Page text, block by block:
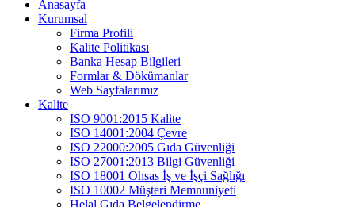
Anasayfa
Kurumsal
Firma Profili
Kalite Politikası
Banka Hesap Bilgileri
Formlar & Dökümanlar
Web Sayfalarımız
Kalite
ISO 9001:2015 Kalite
ISO 14001:2004 Çevre
ISO 22000:2005 Gıda Güvenliği
ISO 27001:2013 Bilgi Güvenliği
ISO 18001 Ohsas İş ve İşçi Sağlığı
ISO 10002 Müşteri Memnuniyeti